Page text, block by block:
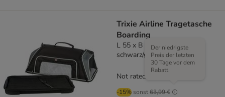
Trixie Airline Tragetasche
Boarding
L 55 x B 23 x H 40 cm,
schwarz/grau
-15% sonst63,99 €
Der niedrigste
Preis der letzten
30 Tage vor dem
Rabatt
Not rated